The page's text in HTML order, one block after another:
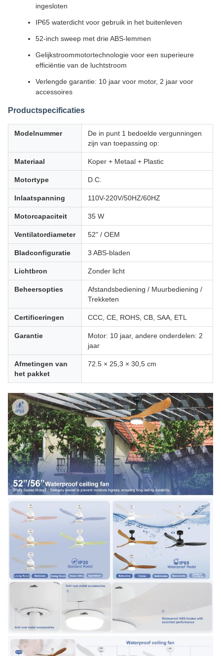
ingesloten
IP65 waterdicht voor gebruik in het buitenleven
52-inch sweep met drie ABS-lemmen
Gelijkstroommotortechnologie voor een superieure
efficiëntie van de luchtstroom
Verlengde garantie: 10 jaar voor motor, 2 jaar voor
accessoires
Productspecificaties
Modelnummer
De in punt 1 bedoelde vergunningen
zijn van toepassing op:
Materiaal Koper + Metaal + Plastic
Motortype D.C.
Inlaatspanning 110V-220V/50HZ/60HZ
Motorcapaciteit 35 W
Ventilatordiameter 52" / OEM
Bladconfiguratie 3 ABS-bladen
Lichtbron Zonder licht
Beheersopties
Afstandsbediening / Muurbediening /
Trekketen
Certificeringen CCC, CE, ROHS, CB, SAA, ETL
Garantie
Motor: 10 jaar, andere onderdelen: 2
jaar
Afmetingen van
het pakket
72.5 × 25,3 × 30,5 cm